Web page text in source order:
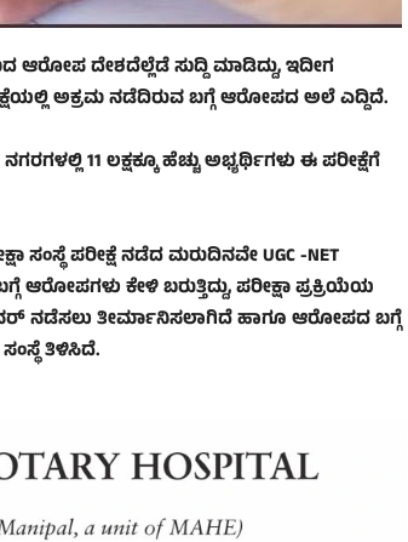
ದೇಶದೆಲ್ಲೆಡೆ ಸುದ್ದಿ ಮಾಡಿದ್ದು, ಇದೀಗ
ಅಕ್ರಮ ನಡೆದಿರುವ ಬಗ್ಗೆ ಆರೋಪದ ಅಲೆ ಎದ್ದಿದೆ.
11 ಲಕ್ಷಕ್ಕೂ ಹೆಚ್ಚು ಅಭ್ಯರ್ಥಿಗಳು ಈ ಪರೀಕ್ಷೆಗೆ
ಸಂಸ್ಥೆ ಪರೀಕ್ಷೆ ನಡೆದ ಮರುದಿನವೇ UGC -NET
ಆರೋಪಗಳು ಕೇಳಿ ಬರುತ್ತಿದ್ದು, ಪರೀಕ್ಷಾ ಪ್ರಕ್ರಿಯೆಯ
ನಡೆಸಲು ತೀರ್ಮಾನಿಸಲಾಗಿದೆ ಹಾಗೂ ಆರೋಪದ ಬಗ್ಗೆ
ತಿಳಿಸಿದೆ.